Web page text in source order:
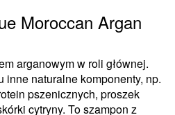
Moroccan Argan
arganowym w roli głównej.
inne naturalne komponenty, np.
pszenicznych, proszek
cytryny. To szampon z